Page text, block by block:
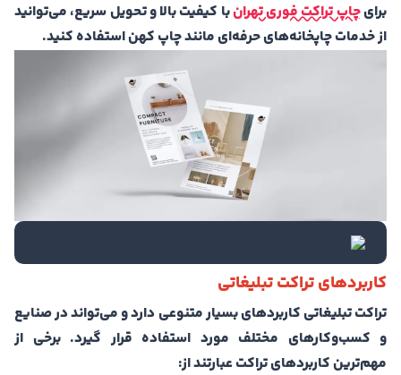
برایچاپ تراکت فوری تهرانبا کیفیت بالا و تحویل سریع، می‌توانید
از خدمات چاپخانه‌های حرفه‌ای مانند چاپ کهن استفاده کنید.
کاربردهای تراکت تبلیغاتی
تراکت تبلیغاتی کاربردهای بسیار متنوعی دارد و می‌تواند در صنایع
و کسب‌وکارهای مختلف مورد استفاده قرار گیرد. برخی از
مهم‌ترین کاربردهای تراکت عبارتند از: